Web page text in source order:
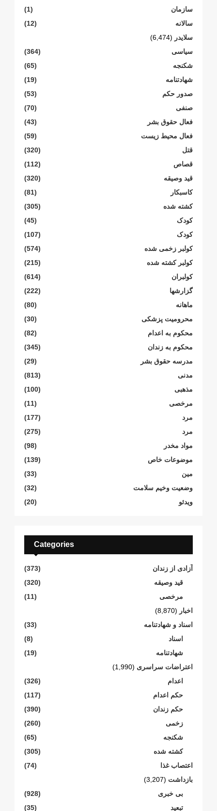
سازمان
(1)
سالانە
(12)
سلایدر (6,474)
سیاسی
(364)
شکنجە
(65)
شهادتنامە
(19)
صدور حکم
(53)
صنفی
(70)
فعال حقوق بشر
(43)
فعال محیط زیست
(59)
قتل
(320)
قصاص
(112)
قید وصیقه
(320)
کاسبکار
(81)
کشته شده
(305)
کودک
(45)
کودک
(107)
کولبر زخمی شدە
(574)
کولبر کشتە شدە
(215)
کولبران
(614)
گزارشها
(222)
ماهانە
(80)
محرومیت پزشکی
(30)
محکوم بە اعدام
(82)
محکوم بە زندان
(345)
مدرسە حقوق بشر
(29)
مدنی
(813)
مذهبی
(100)
مرخصی
(11)
مرد
(177)
مرد
(275)
مواد مخدر
(98)
موضوعات خاص
(139)
مین
(33)
وضعیت وخیم سلامت
(32)
ویدئو
(20)
Categories
آزادی از زندان
(373)
قید وصیقه
(320)
مرخصی
(11)
اخبار (8,870)
اسناد و شهادتنامە
(33)
اسناد
(8)
شهادتنامە
(19)
اعتراضات سراسری (1,990)
اعدام
(326)
حکم اعدام
(117)
حکم زندان
(390)
زخمی
(260)
شکنجە
(65)
کشته شده
(305)
اعتصاب غذا
(74)
بازداشت (3,207)
بی خبری
(928)
تبعید
(35)